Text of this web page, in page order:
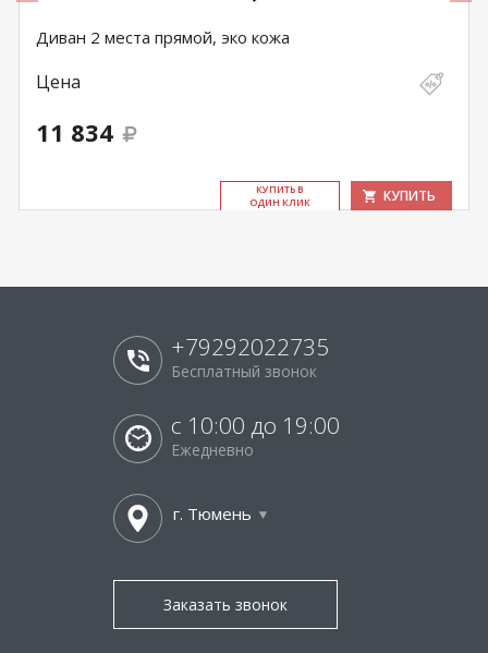
Диван 2 места прямой, эко кожа
Цена
11 834
КУ­ПИТЬ В
ОДИН КЛИК
КУПИТЬ
+79292022735
Бесплатный звонок
с 10:00 до 19:00
Ежедневно
г. Тюмень
Заказать звонок